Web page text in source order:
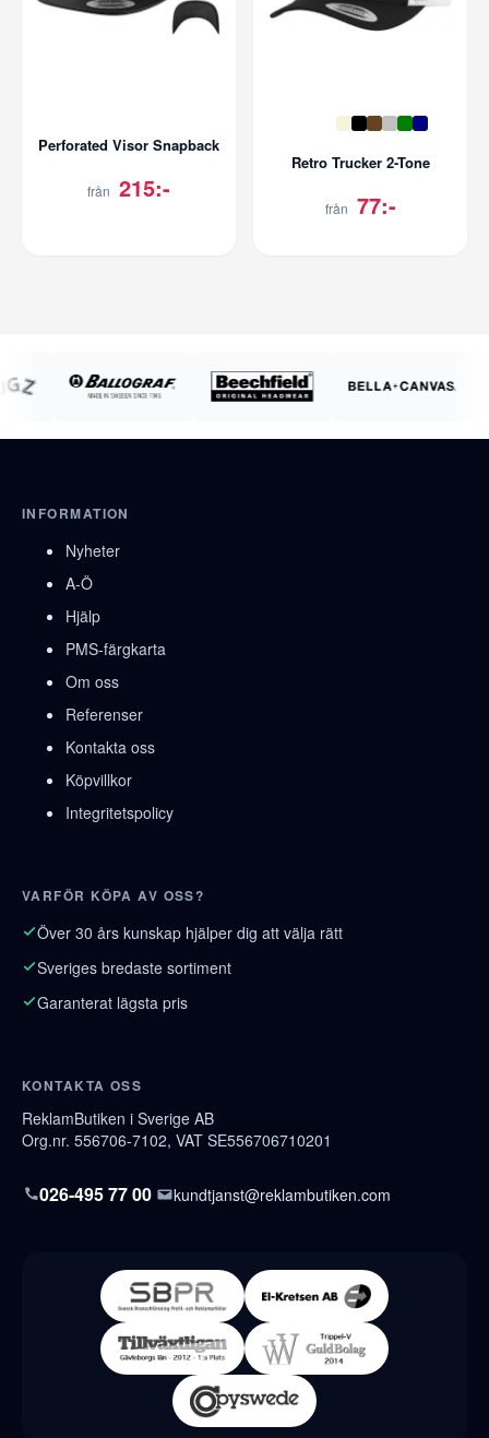
Perforated Visor Snapback
från 215:-
Retro Trucker 2-Tone
från 77:-
INFORMATION
Nyheter
A-Ö
Hjälp
PMS-färgkarta
Om oss
Referenser
Kontakta oss
Köpvillkor
Integritetspolicy
VARFÖR KÖPA AV OSS?
Över 30 års kunskap hjälper dig att välja rätt
Sveriges bredaste sortiment
Garanterat lägsta pris
KONTAKTA OSS
ReklamButiken i Sverige AB
Org.nr. 556706-7102, VAT SE556706710201
026-495 77 00 kundtjanst@reklambutiken.com